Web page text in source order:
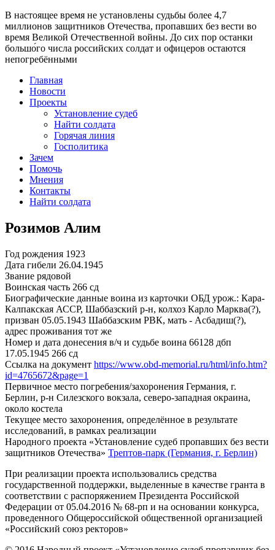
В настоящее время не установлены судьбы более 4,7
миллионов защитников Отечества, пропавших без вести во
время Великой Отечественной войны. До сих пор останки
большо́го числа российских солдат и офицеров остаются
непогребёнными
Главная
Новости
Проекты
Установление судеб
Найти солдата
Горячая линия
Госполитика
Зачем
Помочь
Мнения
Контакты
Найти солдата
Розимов Алим
Год рождения 1923
Дата гибели 26.04.1945
Звание рядовой
Воинская часть 266 сд
Биографические данные воина из карточки ОБД урож.: Кара-
Калпакская АССР, Шаббазский р-н, колхоз Карло Марква(?),
призван 05.05.1943 Шаббазским РВК, мать - Асбадиш(?),
адрес проживания тот же
Номер и дата донесения в/ч и судьбе воина 66128 дбп
17.05.1945 266 сд
Ссылка на документ https://www.obd-memorial.ru/html/info.htm?
id=4765672&page=1
Первичное место погребения/захоронения Германия, г.
Берлин, р-н Силезского вокзала, северо-западная окраина,
около костела
Текущее место захоронения, определённое в результате
исследований, в рамках реализации
Народного проекта «Установление судеб пропавших без вести
защитников Отечества» Трептов-парк (Германия, г. Берлин)
При реализации проекта использовались средства
государственной поддержки, выделенные в качестве гранта в
соответствии с распоряжением Президента Российской
Федерации от 05.04.2016 № 68-рп и на основании конкурса,
проведенного Общероссийской общественной организацией
«Российский союз ректоров»